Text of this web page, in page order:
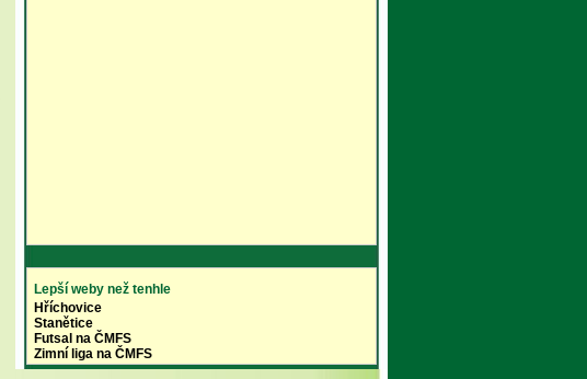
Lepší weby než tenhle
Hříchovice
Stanětice
Futsal na ČMFS
Zimní liga na ČMFS